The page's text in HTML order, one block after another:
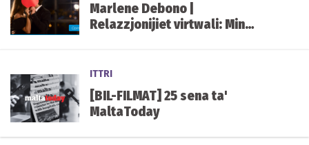
Marlene Debono |
Relazzjonijiet virtwali: Min
ITTRI
[BIL-FILMAT] 25 sena ta'
MaltaToday